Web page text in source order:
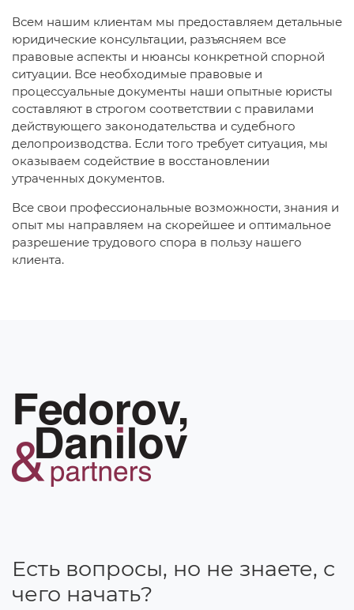
Всем нашим клиентам мы предоставляем детальные
юридические консультации, разъясняем все
правовые аспекты и нюансы конкретной спорной
ситуации. Все необходимые правовые и
процессуальные документы наши опытные юристы
составляют в строгом соответствии с правилами
действующего законодательства и судебного
делопроизводства. Если того требует ситуация, мы
оказываем содействие в восстановлении
утраченных документов.
Все свои профессиональные возможности, знания и
опыт мы направляем на скорейшее и оптимальное
разрешение трудового спора в пользу нашего
клиента.
Есть вопросы, но не знаете, с
чего начать?